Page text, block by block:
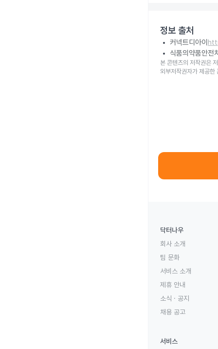
정보 출처
커넥트디아이
식품의약품안전
본 콘텐츠의 저작권은
외부저작권자가 제공한
닥터나우
회사 소개
팀 문화
서비스 소개
제휴 안내
소식 · 공지
채용 공고
서비스